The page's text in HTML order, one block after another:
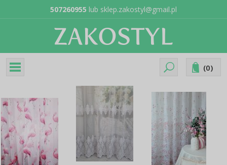
507260955 lub sklep.zakostyl@gmail.pl
(0)